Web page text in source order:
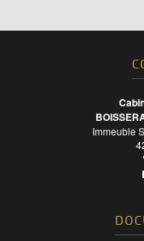
Immeuble